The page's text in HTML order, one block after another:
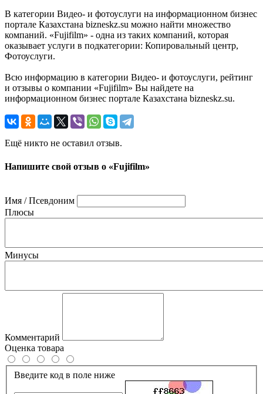
В категории Видео- и фотоуслуги на информационном бизнес
портале Казахстана bizneskz.su можно найти множество
компаний. «Fujifilm» - одна из таких компаний, которая
оказывает услуги в подкатегории: Копировальный центр,
Фотоуслуги.
Всю информацию в категории Видео- и фотоуслуги, рейтинг
и отзывы о компании «Fujifilm» Вы найдете на
информационном бизнес портале Казахстана bizneskz.su.
Ещё никто не оставил отзыв.
Напишите свой отзыв о «Fujifilm»
Имя / Псевдоним
Плюсы
Минусы
Комментарий
Оценка товара
Введите код в поле ниже